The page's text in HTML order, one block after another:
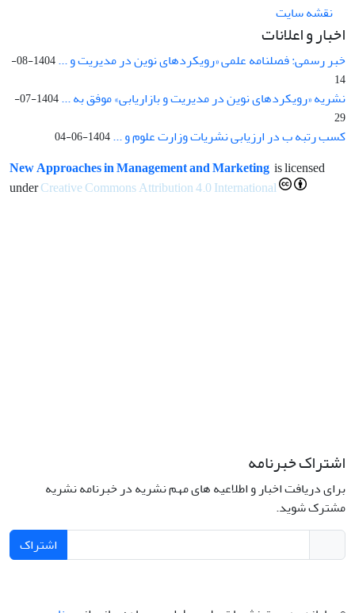
نقشه سایت
اخبار و اعلانات
خبر رسمی: فصلنامه علمی «رویکردهای نوین در مدیریت و ...
1404-08-
14
نشریه «رویکردهای نوین در مدیریت و بازاریابی» موفق به ...
1404-07-
29
کسب رتبه ب در ارزیابی نشریات وزارت علوم و ...1404-06-04
New Approaches in Management and Marketing is licensed
underCreative Commons Attribution 4.0 International
اشتراک خبرنامه
برای دریافت اخبار و اطلاعیه های مهم نشریه در خبرنامه نشریه
مشترک شوید.
اشتراک